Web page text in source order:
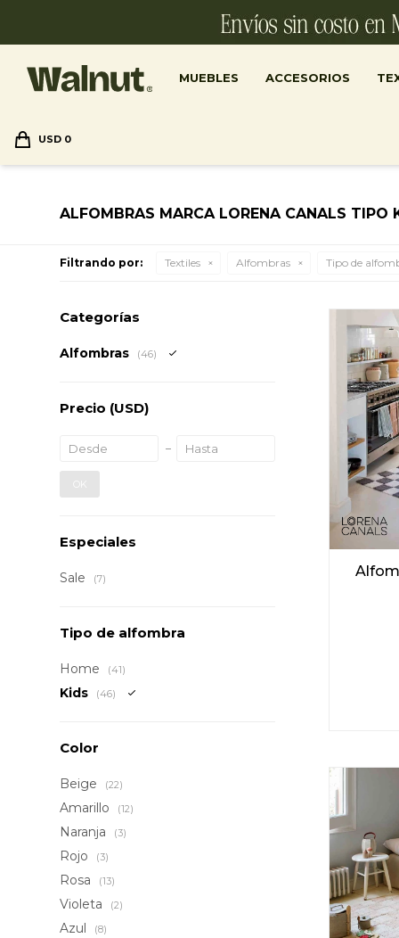
MUEBLES ACCESORIOS
USD 0
ALFOMBRAS MARCA LORENA CANALS TIPO
Filtrando por: Textiles Alfombras Tipo de
Categorías
Alfombras (46)
Precio (USD)
OK
Especiales
Sale (7)
Tipo de alfombra
Home (41)
Kids (46)
Color
Beige (22)
Amarillo (12)
Naranja (3)
Rojo (3)
Rosa (13)
Violeta (2)
Azul (8)